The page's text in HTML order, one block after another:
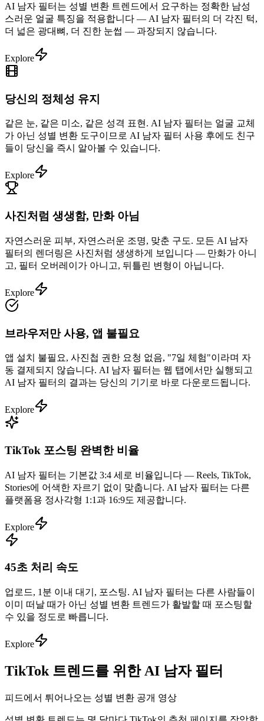
AI 남자 필터는 성별 변환 트렌드에서 요구하는 정확한 남성
스러운 얼굴 특징을 적용합니다 — AI 남자 필터의 더 각진 턱,
더 넓은 광대뼈, 더 진한 눈썹 — 과장되지 않습니다.
Explore
당신의 정체성 유지
같은 눈, 같은 미소, 같은 성격 표현. AI 남자 필터는 얼굴 교체
가 아닌 성별 변환 도구이므로 AI 남자 필터 사용 후에도 친구
들이 당신을 즉시 알아볼 수 있습니다.
Explore
사진처럼 생생함, 만화 아님
자연스러운 피부, 자연스러운 조명, 맞춘 구도. 모든 AI 남자
필터의 렌더링은 사진처럼 생생하게 보입니다 — 만화가 아니
고, 필터 오버레이가 아니고, 뒤틀린 변형이 아닙니다.
Explore
브라우저만 사용, 앱 불필요
앱 설치 불필요, 사진첩 권한 요청 없음, "7일 체험"이라며 자
동 결제되지 않습니다. AI 남자 필터는 웹 탭에서만 실행되고
AI 남자 필터의 결과는 당신의 기기로 바로 다운로드됩니다.
Explore
TikTok 포스팅 완벽한 비율
AI 남자 필터는 기본값 3:4 세로 비율입니다 — Reels, TikTok,
Stories에 어색한 자르기 없이 맞춥니다. AI 남자 필터는 다른
플랫폼용 정사각형 1:1과 16:9도 제공합니다.
Explore
45초 처리 속도
업로드, 1분 이내 대기, 포스팅. AI 남자 필터는 다른 사람들이
이미 떠날 때가 아닌 성별 변환 트렌드가 활발할 때 포스팅할
수 있을 정도로 빠릅니다.
Explore
TikTok 트렌드를 위한 AI 남자 필터
피드에서 튀어나오는 성별 변환 공개 영상